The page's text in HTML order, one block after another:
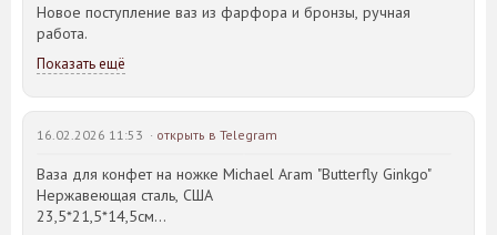
Новое поступление ваз из фарфора и бронзы, ручная
работа.
Показать ещё
16.02.2026 11:53 · открыть в Telegram
Ваза для конфет на ножке Michael Aram "Butterfly Ginkgo"
Нержавеющая сталь, США
23,5*21,5*14,5см